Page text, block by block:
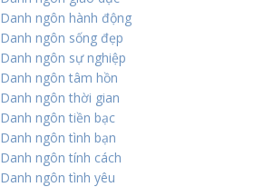
Danh ngôn hành động
Danh ngôn sống đẹp
Danh ngôn sự nghiệp
Danh ngôn tâm hồn
Danh ngôn thời gian
Danh ngôn tiền bạc
Danh ngôn tình bạn
Danh ngôn tính cách
Danh ngôn tình yêu